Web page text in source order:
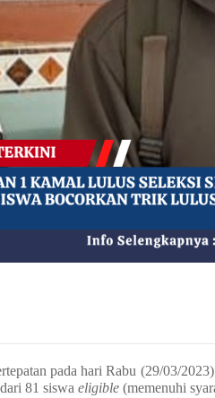
pada hari Rabu (29/03/
81 siswa eligible (memenuhi